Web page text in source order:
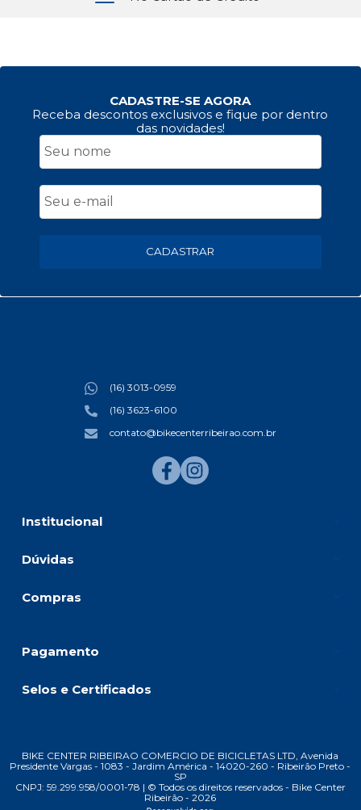
CADASTRE-SE AGORA
Receba descontos exclusivos e fique por dentro
das novidades!
CADASTRAR
Institucional
Dúvidas
Compras
(16) 3013-0959
(16) 3623-6100
contato@bikecenterribeirao.com.br
Pagamento
Selos e Certificados
BIKE CENTER RIBEIRAO COMERCIO DE BICICLETAS LTD, Avenida
Presidente Vargas - 1083 - Jardim América - 14020-260 - Ribeirão Preto -
SP
CNPJ: 59.299.958/0001-78 | © Todos os direitos reservados - Bike Center
Ribeirão - 2026